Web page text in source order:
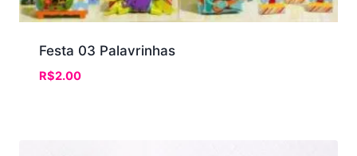
Festa 03 Palavrinhas
R$2.00